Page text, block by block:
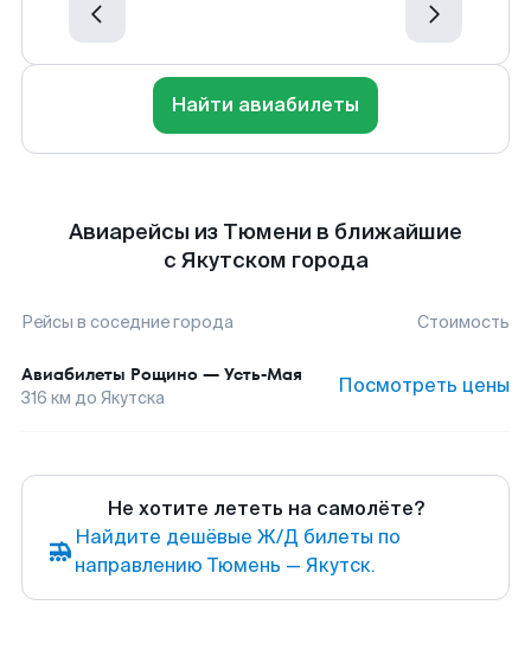
Найти авиабилеты
Авиарейсы из Тюмени в ближайшие
с Якутском города
Рейсы в соседние города Стоимость
Авиабилеты Рощино — Усть-Мая
316 км до Якутска Посмотреть цены
Не хотите лететь на самолёте?
Найдите дешёвые Ж/Д билеты по
направлению Тюмень — Якутск.